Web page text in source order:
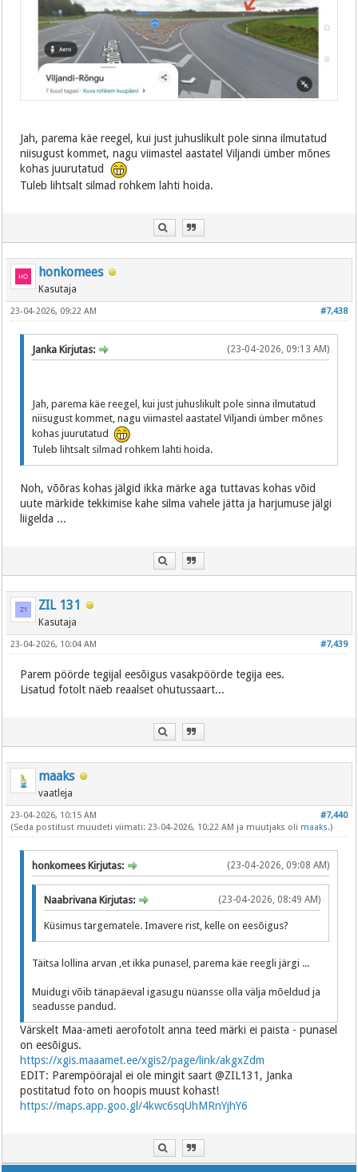
Jah, parema käe reegel, kui just juhuslikult pole sinna ilmutatud
niisugust kommet, nagu viimastel aastatel Viljandi ümber mõnes
kohas juurutatud
Tuleb lihtsalt silmad rohkem lahti hoida.
honkomees
Kasutaja
#7,438
23-04-2026, 09:22 AM
(23-04-2026, 09:13 AM)
Janka Kirjutas:
Jah, parema käe reegel, kui just juhuslikult pole sinna ilmutatud
niisugust kommet, nagu viimastel aastatel Viljandi ümber mõnes
kohas juurutatud
Tuleb lihtsalt silmad rohkem lahti hoida.
Noh, võõras kohas jälgid ikka märke aga tuttavas kohas võid
uute märkide tekkimise kahe silma vahele jätta ja harjumuse jälgi
liigelda ...
ZIL 131
Kasutaja
#7,439
23-04-2026, 10:04 AM
Parem pöörde tegijal eesõigus vasakpöörde tegija ees.
Lisatud fotolt näeb reaalset ohutussaart...
maaks
vaatleja
#7,440
23-04-2026, 10:15 AM
(Seda postitust muudeti viimati: 23-04-2026, 10:22 AM ja muutjaks oli maaks.)
(23-04-2026, 09:08 AM)
honkomees Kirjutas:
(23-04-2026, 08:49 AM)
Naabrivana Kirjutas:
Küsimus targematele. Imavere rist, kelle on eesõigus?
Täitsa lollina arvan ,et ikka punasel, parema käe reegli järgi ...
Muidugi võib tänapäeval igasugu nüansse olla välja mõeldud ja
seadusse pandud.
Värskelt Maa-ameti aerofotolt anna teed märki ei paista - punasel
on eesõigus.
https://xgis.maaamet.ee/xgis2/page/link/akgxZdm
EDIT: Parempöörajal ei ole mingit saart @ZIL131, Janka
postitatud foto on hoopis muust kohast!
https://maps.app.goo.gl/4kwc6sqUhMRnYjhY6